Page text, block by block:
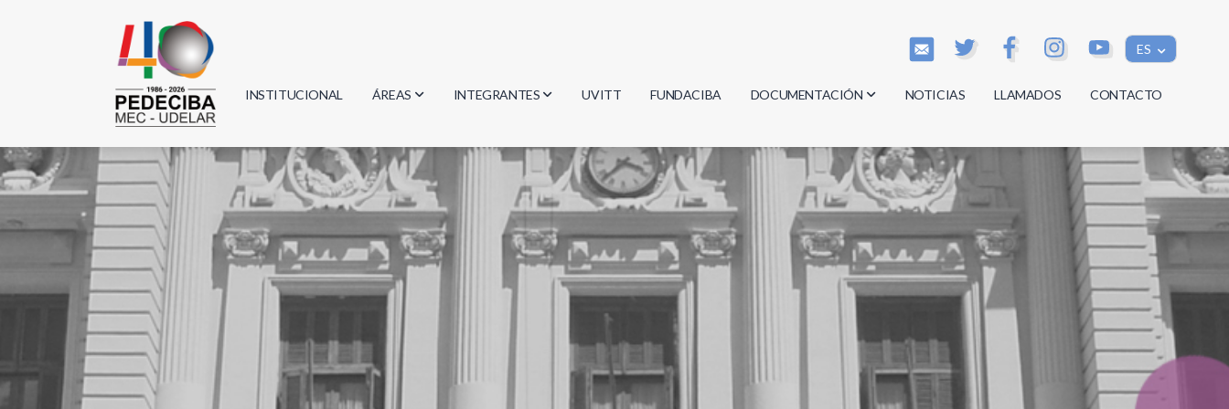
ES
INSTITUCIONAL ÁREAS
Biología
Física
Geociencias
Informática
Matemática
INTEGRANTES
Investigadores
Estudiantes
Egresados
UVITT FUNDACIBA DOCUMENTACIÓN
Actas
Reglamentos
Documentos
NOTICIAS LLAMADOS CONTACTO